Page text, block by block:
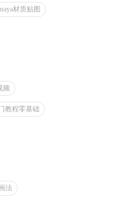
材质贴图
频
教程零基础
法